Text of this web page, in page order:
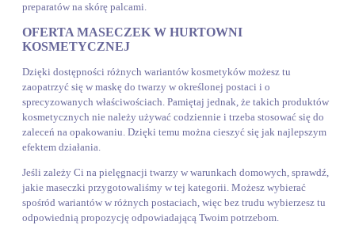
preparatów na skórę palcami.
OFERTA MASECZEK W HURTOWNI
KOSMETYCZNEJ
Dzięki dostępności różnych wariantów kosmetyków możesz tu
zaopatrzyć się w maskę do twarzy w określonej postaci i o
sprecyzowanych właściwościach. Pamiętaj jednak, że takich produktów
kosmetycznych nie należy używać codziennie i trzeba stosować się do
zaleceń na opakowaniu. Dzięki temu można cieszyć się jak najlepszym
efektem działania.
Jeśli zależy Ci na pielęgnacji twarzy w warunkach domowych, sprawdź,
jakie maseczki przygotowaliśmy w tej kategorii. Możesz wybierać
spośród wariantów w różnych postaciach, więc bez trudu wybierzesz tu
odpowiednią propozycję odpowiadającą Twoim potrzebom.